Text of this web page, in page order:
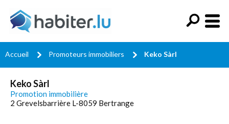
Accueil Promoteurs immobiliers Keko Sàrl
Keko Sàrl
Promotion immobilière
2 Grevelsbarrière L-8059 Bertrange